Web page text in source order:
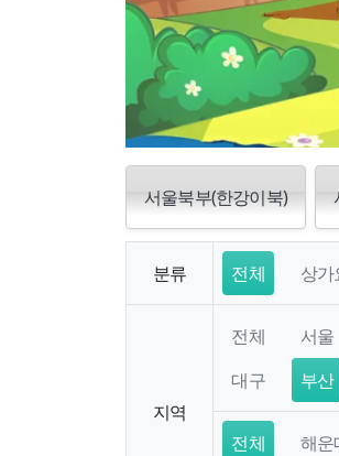
서울북부(한강이북)
분류 전체 상가
지역
전체 서울
대구
부산
전체 해운